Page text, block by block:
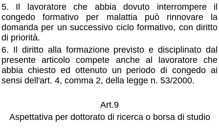
5. Il lavoratore che abbia dovuto interrompere il
congedo formativo per malattia può rinnovare la
domanda per un successivo ciclo formativo, con diritto
di priorità.
6. Il diritto alla formazione previsto e disciplinato dal
presente articolo compete anche al lavoratore che
abbia chiesto ed ottenuto un periodo di congedo ai
sensi dell'art. 4, comma 2, della legge n. 53/2000.
Art.9
Aspettativa per dottorato di ricerca o borsa di studio